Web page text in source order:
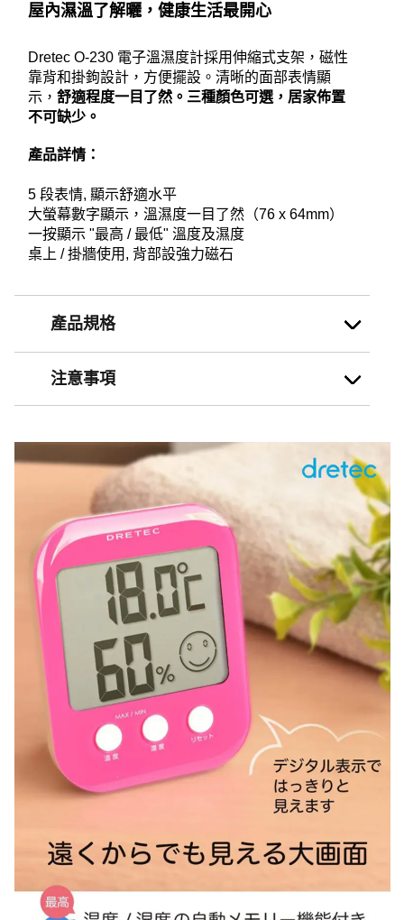
屋內濕溫了解曬，健康生活最開心
Dretec O-230 電子溫濕度計採用伸縮式支架，磁性
靠背和掛鉤設計，方便擺設。清晰的面部表情顯
示，舒適程度一目了然。三種顏色可選，居家佈置
不可缺少。
產品詳情：
5 段表情, 顯示舒適水平
大螢幕數字顯示，溫濕度一目了然（76 x 64mm）
一按顯示 "最高 / 最低" 溫度及濕度
桌上 / 掛牆使用, 背部設強力磁石
產品規格
注意事項